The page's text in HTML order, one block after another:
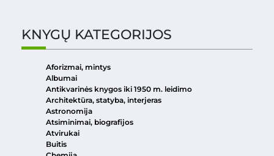
KNYGŲ KATEGORIJOS
Aforizmai, mintys
Albumai
Antikvarinės knygos iki 1950 m. leidimo
Architektūra, statyba, interjeras
Astronomija
Atsiminimai, biografijos
Atvirukai
Buitis